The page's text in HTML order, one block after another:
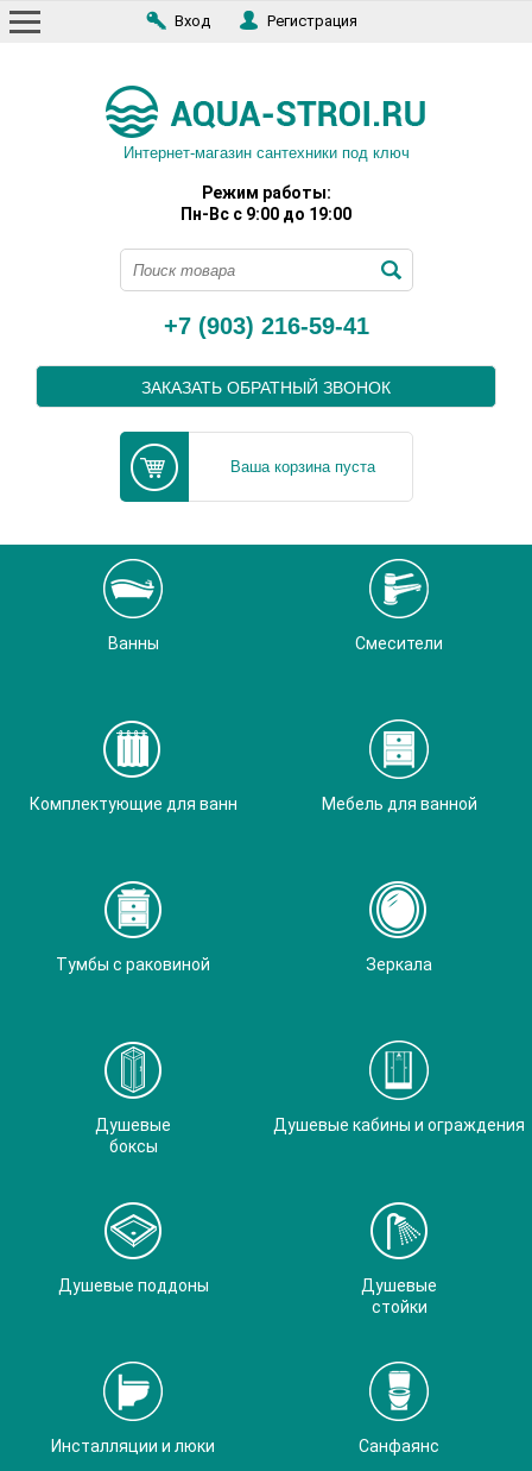
Вход Регистрация
Интернет-магазин сантехники под ключ
Режим работы:
Пн-Вс с 9:00 до 19:00
+7 (903) 216-59-41
ЗАКАЗАТЬ ОБРАТНЫЙ ЗВОНОК
Ваша корзина пуста
Ванны Смесители
Комплектующие для ванн Мебель для ванной
Тумбы с раковиной Зеркала
Душевые
боксы
Душевые кабины и ограждения
Душевые поддоны
Душевые
стойки
Инсталляции и люки Санфаянс